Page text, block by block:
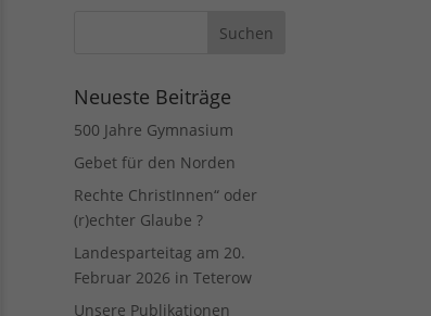
Neueste Beiträge
500 Jahre Gymnasium
Gebet für den Norden
Rechte ChristInnen“ oder
(r)echter Glaube ?
Landesparteitag am 20.
Februar 2026 in Teterow
Unsere Publikationen